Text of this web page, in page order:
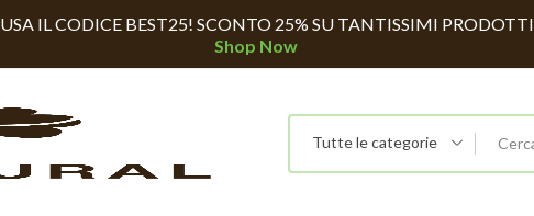
USA IL CODICE BEST25! SCONTO 25% SU TANTISSIMI PRODOTTI
Shop Now
Tutte le categorie